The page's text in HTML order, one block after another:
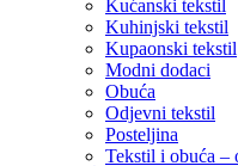
Kućanski tekstil
Kuhinjski tekstil
Kupaonski tekstil
Modni dodaci
Obuća
Odjevni tekstil
Posteljina
Tekstil i obuća –